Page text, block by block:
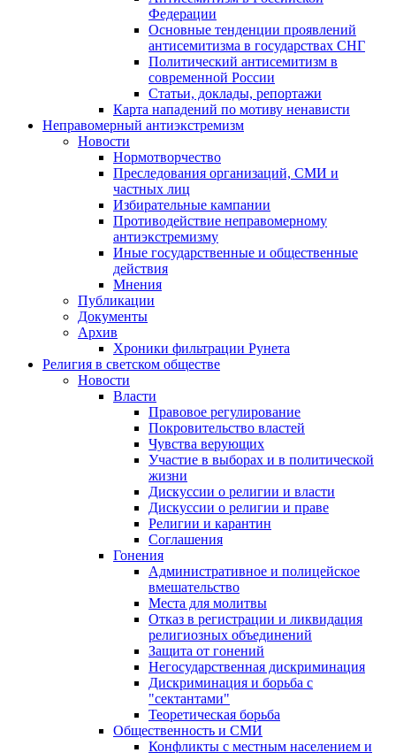
Федерации
Основные тенденции проявлений
антисемитизма в государствах СНГ
Политический антисемитизм в
современной России
Статьи, доклады, репортажи
Карта нападений по мотиву ненависти
Неправомерный антиэкстремизм
Новости
Нормотворчество
Преследования организаций, СМИ и
частных лиц
Избирательные кампании
Противодействие неправомерному
антиэкстремизму
Иные государственные и общественные
действия
Мнения
Публикации
Документы
Архив
Хроники фильтрации Рунета
Религия в светском обществе
Новости
Власти
Правовое регулирование
Покровительство властей
Чувства верующих
Участие в выборах и в политической
жизни
Дискуссии о религии и власти
Дискуссии о религии и праве
Религии и карантин
Соглашения
Гонения
Административное и полицейское
вмешательство
Места для молитвы
Отказ в регистрации и ликвидация
религиозных объединений
Защита от гонений
Негосударственная дискриминация
Дискриминация и борьба с
"сектантами"
Теоретическая борьба
Общественность и СМИ
Конфликты с местным населением и